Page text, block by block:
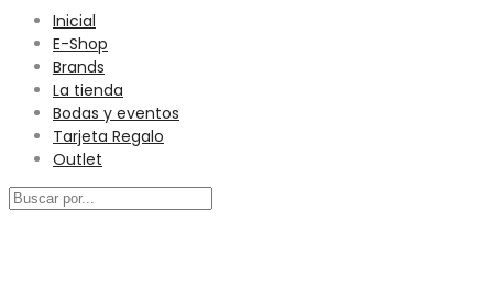
Inicial
E-Shop
Brands
La tienda
Bodas y eventos
Tarjeta Regalo
Outlet